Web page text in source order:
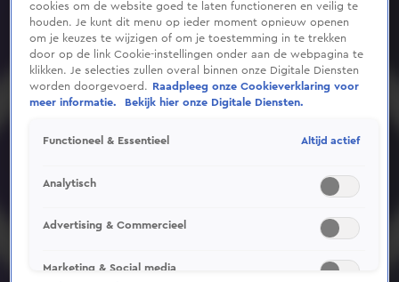
Deze video is niet beschikbaar op je huidige locatie
cookies om de website goed te laten functioneren en veilig te
houden. Je kunt dit menu op ieder moment opnieuw openen
om je keuzes te wijzigen of om je toestemming in te trekken
door op de link Cookie-instellingen onder aan de webpagina te
klikken. Je selecties zullen overal binnen onze Digitale Diensten
worden doorgevoerd.
Raadpleeg onze Cookieverklaring voor
meer informatie.
Bekijk hier onze Digitale Diensten.
Functioneel & Essentieel Altijd actief
Analytisch
Advertising & Commercieel
Marketing & Social media